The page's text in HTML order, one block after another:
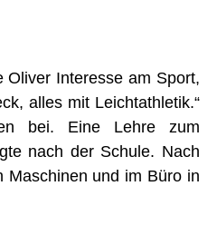
Oliver Interesse am Sport,
alles mit Leichtathletik.“
bei. Eine Lehre zum
nach der Schule. Nach
Maschinen und im Büro in